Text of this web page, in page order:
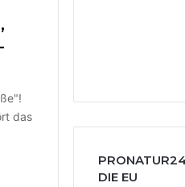
das
DIE EU